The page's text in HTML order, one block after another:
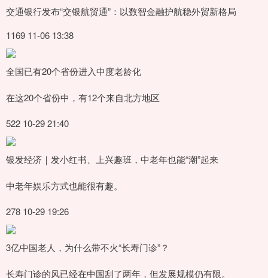
交通银行发布“交银航贸通”：以数智金融护航稳外贸新格局
1169 11-06 13:38
全国已有20个省份进入中度老龄化
在这20个省份中，有12个来自北方地区
522 10-29 21:40
银发经济｜发小红书、上兴趣班，中老年也能“潮”起来
中老年娱乐方式也能很有趣。
278 10-29 19:26
3亿中国老人，为什么带不火“长寿门诊”？
长寿门诊的风已经在中国刮了两年，但发展规模仍有限。